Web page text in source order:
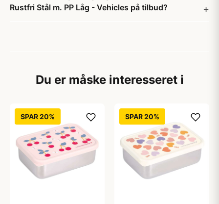
Rustfri Stål m. PP Låg - Vehicles på tilbud?
Du er måske interesseret i
SPAR 20% SPAR 20%